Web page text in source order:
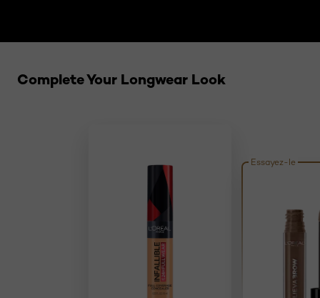
Complete Your Longwear Look
Essayez-le